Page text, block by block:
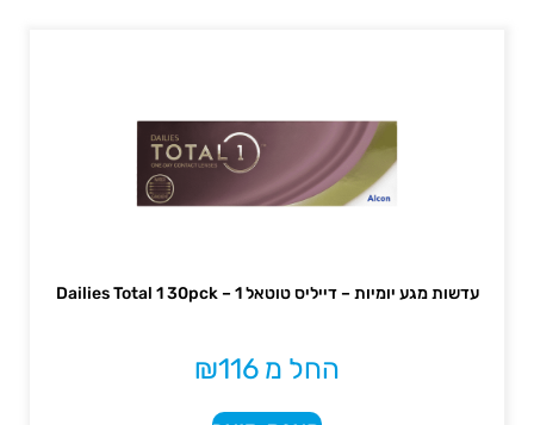
עדשות מגע יומיות – דייליס טוטאל 1 – Dailies Total 1 30pck
החל מ ₪116